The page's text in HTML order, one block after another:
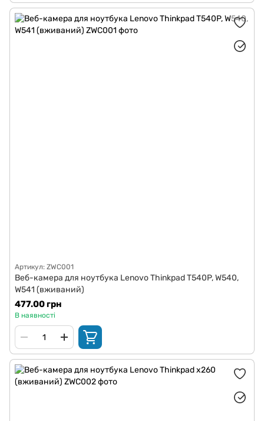
Артикул: ZWC001
Веб-камера для ноутбука Lenovo Thinkpad T540P, W540,
W541 (вживаний)
477.00 грн
В наявності